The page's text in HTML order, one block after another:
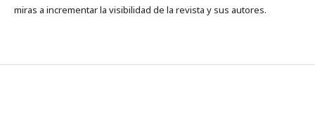
miras a incrementar la visibilidad de la revista y sus autores.